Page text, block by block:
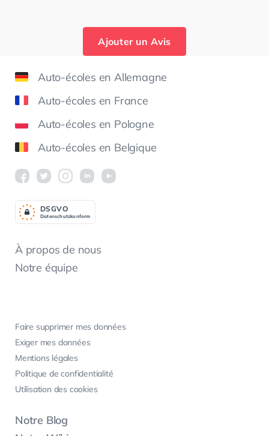
Ajouter un Avis
Auto-écoles en Allemagne
Auto-écoles en France
Auto-écoles en Pologne
Auto-écoles en Belgique
À propos de nous
Notre équipe
Faire supprimer mes données
Exiger mes données
Mentions légales
Politique de confidentialité
Utilisation des cookies
Notre Blog
Datenschutzkonform
DSGVO